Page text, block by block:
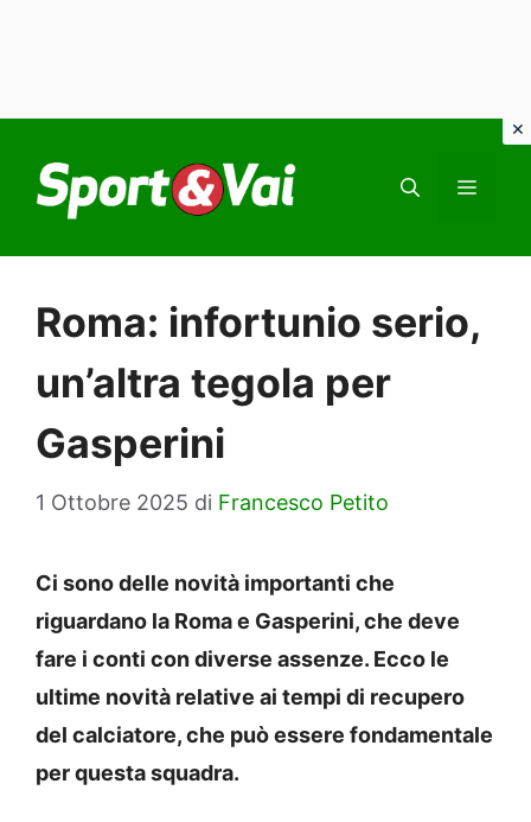
contenuto
Roma: infortunio serio,
un’altra tegola per
Gasperini
1 Ottobre 2025 di Francesco Petito
Ci sono delle novità importanti che
riguardano la Roma e Gasperini, che deve
fare i conti con diverse assenze. Ecco le
ultime novità relative ai tempi di recupero
del calciatore, che può essere fondamentale
per questa squadra.